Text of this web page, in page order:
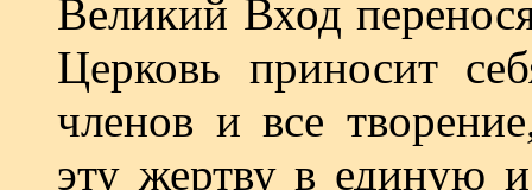
Великий Вход
Церковь приносит
членов и все
эту жертву в единую